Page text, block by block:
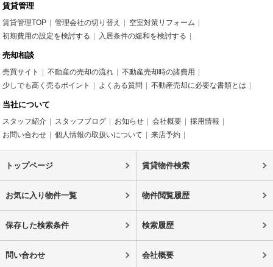
賃貸管理
賃貸管理TOP 管理会社の切り替え
空室対策リフォーム
初期費用の設定を検討する
入居条件の緩和を検討する
売却相談
売買サイト 不動産の売却の流れ
不動産売却時の諸費用
少しでも高く売るポイント
よくある質問 不動産売却に必要な書類とは
当社について
スタッフ紹介 スタッフブログ お知らせ 会社概要
採用情報
お問い合わせ
個人情報の取扱いについて 来店予約
トップページ 賃貸物件検索
お気に入り物件一覧 物件閲覧履歴
保存した検索条件 検索履歴
問い合わせ 会社概要